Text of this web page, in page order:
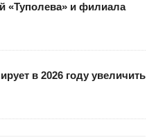
«Туполева» и филиала
в 2026 году увеличить